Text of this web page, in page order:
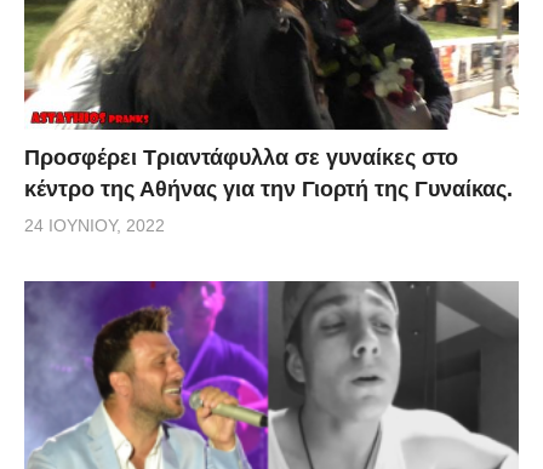
Προσφέρει Τριαντάφυλλα σε γυναίκες στο
κέντρο της Αθήνας για την Γιορτή της Γυναίκας.
24 ΙΟΥΝΊΟΥ, 2022